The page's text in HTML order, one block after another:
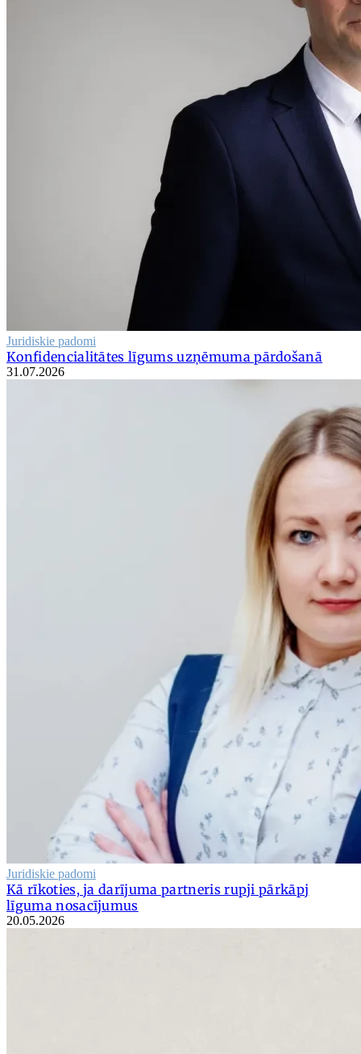
Juridiskie padomi
Konfidencialitātes līgums uzņēmuma pārdošanā
31.07.2026
Juridiskie padomi
Kā rīkoties, ja darījuma partneris rupji pārkāpj
līguma nosacījumus
20.05.2026